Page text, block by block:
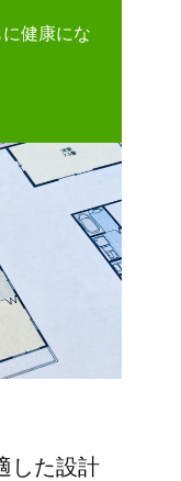
健康にな
した設計